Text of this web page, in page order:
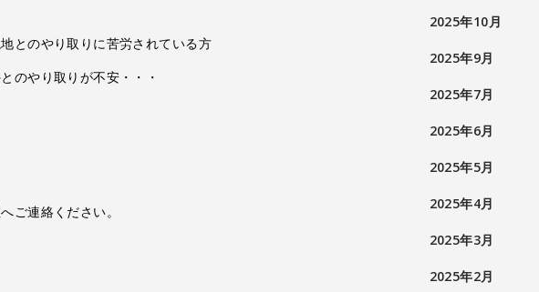
とのやり取りに苦労されている方
のやり取りが不安・・・
ご連絡ください。
2025年10月
2025年9月
2025年7月
2025年6月
2025年5月
2025年4月
2025年3月
2025年2月